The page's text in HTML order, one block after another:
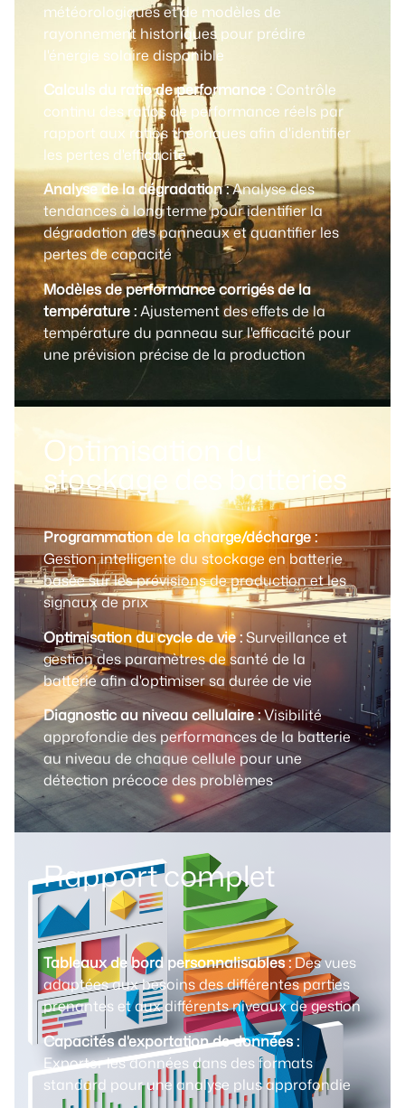
météorologiques et de modèles de
rayonnement historiques pour prédire
l'énergie solaire disponible
Calculs du ratio de performance : Contrôle
continu des ratios de performance réels par
rapport aux ratios théoriques afin d'identifier
les pertes d'efficacité
Analyse de la dégradation :Analyse des
tendances à long terme pour identifier la
dégradation des panneaux et quantifier les
pertes de capacité
Modèles de performance corrigés de la
température :Ajustement des effets de la
température du panneau sur l'efficacité pour
une prévision précise de la production
Optimisation du
stockage des batteries
Programmation de la charge/décharge :
Gestion intelligente du stockage en batterie
basée sur les prévisions de production et les
signaux de prix
Optimisation du cycle de vie :Surveillance et
gestion des paramètres de santé de la
batterie afin d'optimiser sa durée de vie
Diagnostic au niveau cellulaire :Visibilité
approfondie des performances de la batterie
au niveau de chaque cellule pour une
détection précoce des problèmes
Rapport complet
Tableaux de bord personnalisables :Des vues
adaptées aux besoins des différentes parties
prenantes et aux différents niveaux de gestion
Capacités d'exportation de données :
Exporter les données dans des formats
standard pour une analyse plus approfondie